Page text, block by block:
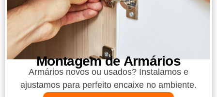
Montagem de Armários
Armários novos ou usados? Instalamos e
ajustamos para perfeito encaixe no ambiente.